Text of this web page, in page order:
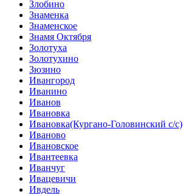
Злобино
Знаменка
Знаменское
Знамя Октября
Золотуха
Золотухино
Зюзино
Ивангород
Иванино
Иванов
Ивановка
Ивановка(Кургано-Головинский с/с)
Иваново
Ивановское
Ивантеевка
Иванчуг
Ивацевичи
Ивдель